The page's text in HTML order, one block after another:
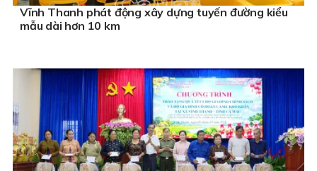
Vĩnh Thanh phát động xây dựng tuyến đường kiểu
mẫu dài hơn 10 km